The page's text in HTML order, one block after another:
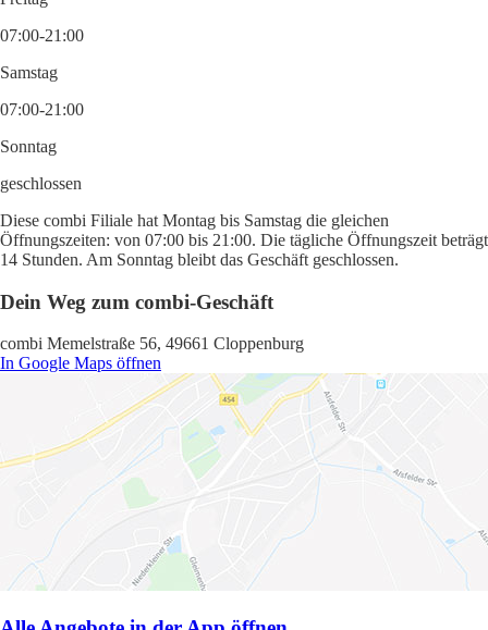
07:00-21:00
Samstag
07:00-21:00
Sonntag
geschlossen
Diese combi Filiale hat Montag bis Samstag die gleichen
Öffnungszeiten: von 07:00 bis 21:00. Die tägliche Öffnungszeit beträgt
14 Stunden. Am Sonntag bleibt das Geschäft geschlossen.
Dein Weg zum combi-Geschäft
combi Memelstraße 56, 49661 Cloppenburg
In Google Maps öffnen